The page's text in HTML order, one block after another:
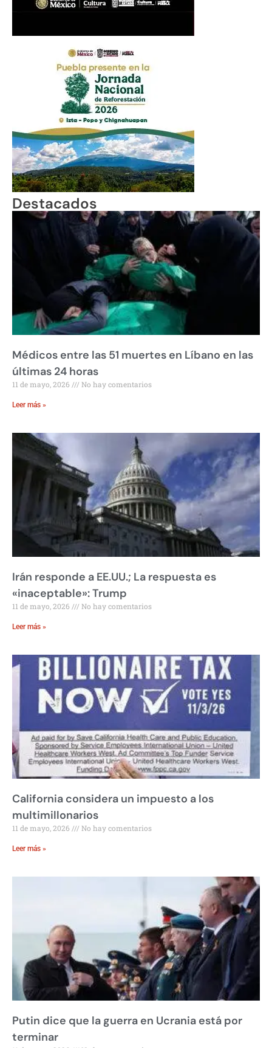
Destacados
Médicos entre las 51 muertes en Líbano en las
últimas 24 horas
11 de mayo, 2026 No hay comentarios
Leer más »
Irán responde a EE.UU.; La respuesta es
«inaceptable»: Trump
11 de mayo, 2026 No hay comentarios
Leer más »
California considera un impuesto a los
multimillonarios
11 de mayo, 2026 No hay comentarios
Leer más »
Putin dice que la guerra en Ucrania está por
terminar